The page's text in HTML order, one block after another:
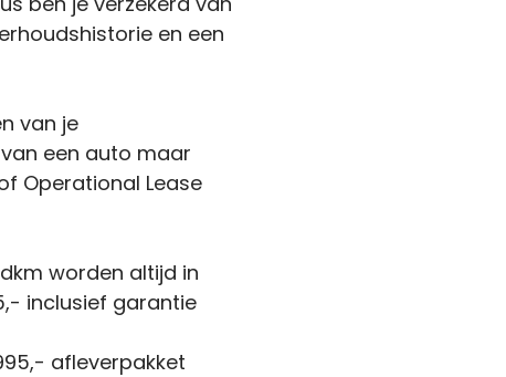
en een
van je
een auto maar
Operational Lease
worden altijd in
inclusief garantie
afleverpakket